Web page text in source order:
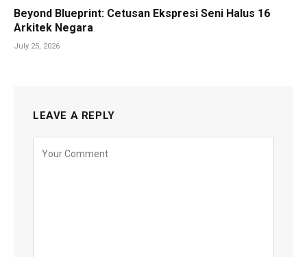
Beyond Blueprint: Cetusan Ekspresi Seni Halus 16
Arkitek Negara
July 25, 2026
LEAVE A REPLY